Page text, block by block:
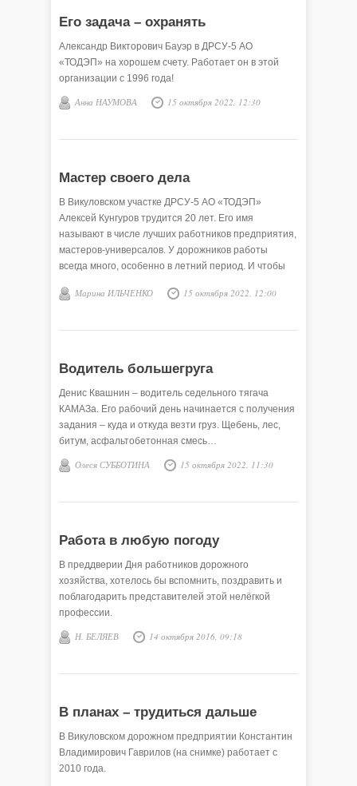
Его задача – охранять
Александр Викторович Бауэр в ДРСУ-5 АО
«ТОДЭП» на хорошем счету. Работает он в этой
организации с 1996 года!
Анна НАУМОВА 15 октября 2022, 12:30
Мастер своего дела
В Викуловском участке ДРСУ-5 АО «ТОДЭП»
Алексей Кунгуров трудится 20 лет. Его имя
называют в числе лучших работников предприятия,
мастеров-универсалов. У дорожников работы
всегда много, особенно в летний период. И чтобы
Алексею в цех коллеги, он починит любой механизм!
совместительству – и водитель.
Марина ИЛЬЧЕНКО 15 октября 2022, 12:00
Водитель большегруга
Денис Квашнин – водитель седельного тягача
КАМАЗа. Его рабочий день начинается с получения
задания – куда и откуда везти груз. Щебень, лес,
битум, асфальтобетонная смесь…
Олеся СУББОТИНА 15 октября 2022, 11:30
Работа в любую погоду
В преддверии Дня работников дорожного
хозяйства, хотелось бы вспомнить, поздравить и
поблагодарить представителей этой нелёгкой
профессии.
Н. БЕЛЯЕВ 14 октября 2016, 09:18
В планах – трудиться дальше
В Викуловском дорожном предприятии Константин
Владимирович Гаврилов (на снимке) работает с
2010 года.